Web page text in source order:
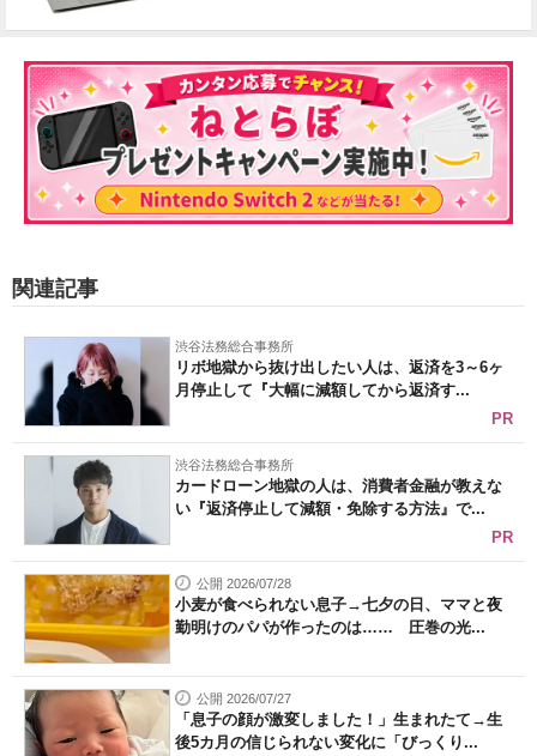
関連記事
渋谷法務総合事務所
リボ地獄から抜け出したい人は、返済を3～6ヶ
月停止して『大幅に減額してから返済す...
PR
渋谷法務総合事務所
カードローン地獄の人は、消費者金融が教えな
い『返済停止して減額・免除する方法』で...
PR
公開 2026/07/28
小麦が食べられない息子→七夕の日、ママと夜
勤明けのパパが作ったのは…… 圧巻の光...
公開 2026/07/27
「息子の顔が激変しました！」生まれたて→生
後5カ月の信じられない変化に「びっくり...